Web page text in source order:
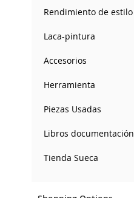
Add to Cart
LIST
COMPARE
ADD
TO
WISH
LIST
ADD
TO
COMPARE
Rendimiento de estilo
Laca-pintura
Accesorios
Herramienta
Piezas Usadas
Libros documentación
Tienda Sueca